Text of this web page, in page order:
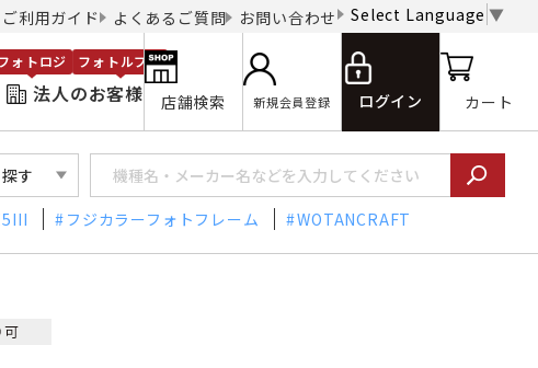
ご利用ガイド よくあるご質問 お問い合わせ Select Language ▼
法人のお客様
ォトロジ フォトルプロ
店舗検索 新規会員登録 ログイン カート
す
フジカラーフォトフレーム WOTANCRAFT